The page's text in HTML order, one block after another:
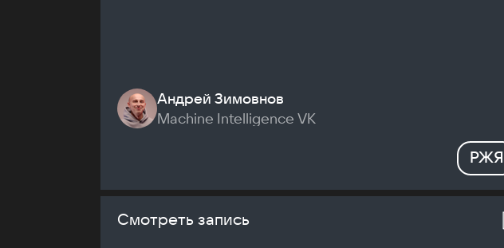
Андрей Зимовнов
Machine Intelligence VK
РЖЯ
Смотреть запись